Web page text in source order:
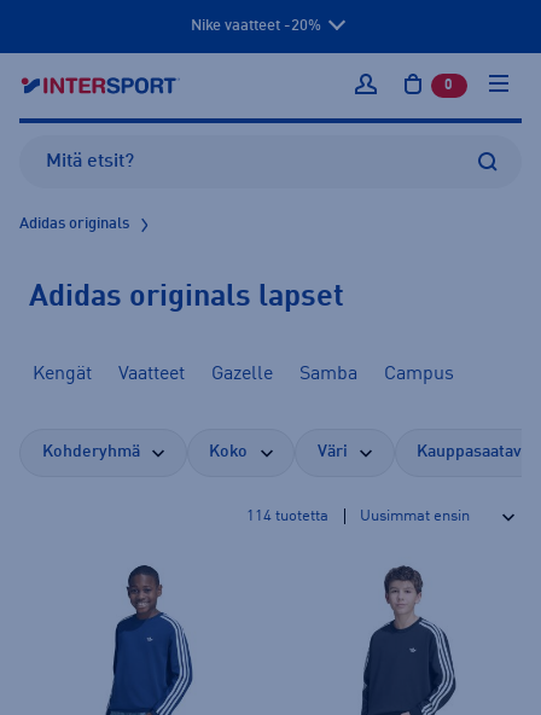
Nike vaatteet -20%
Kirjaudu sisään
0 tuotetta
Adidas originals
Adidas originals lapset
Kengät Vaatteet Gazelle Samba Campus
Kohderyhmä Koko Väri
114 tuotetta